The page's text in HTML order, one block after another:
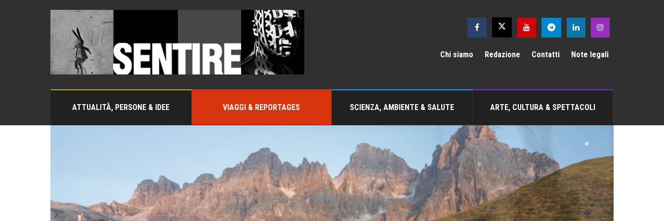
Chi siamo Redazione Contatti Note legali
ATTUALITÀ, PERSONE & IDEE VIAGGI & REPORTAGES SCIENZA, AMBIENTE & SALUTE ARTE, CULTURA & SPETTACOLI